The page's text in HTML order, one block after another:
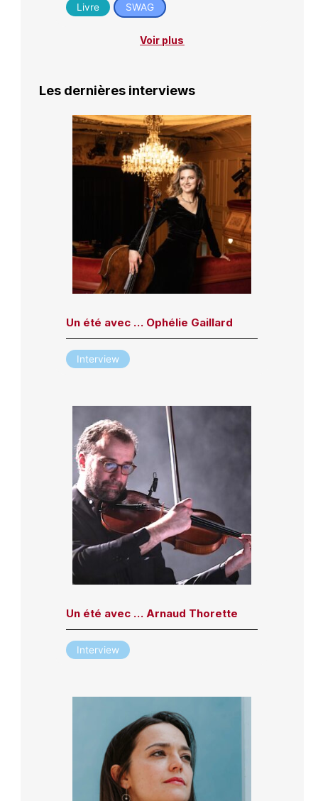
Livre SWAG
Voir plus
Les dernières interviews
Un été avec … Ophélie Gaillard
Interview
Un été avec … Arnaud Thorette
Interview